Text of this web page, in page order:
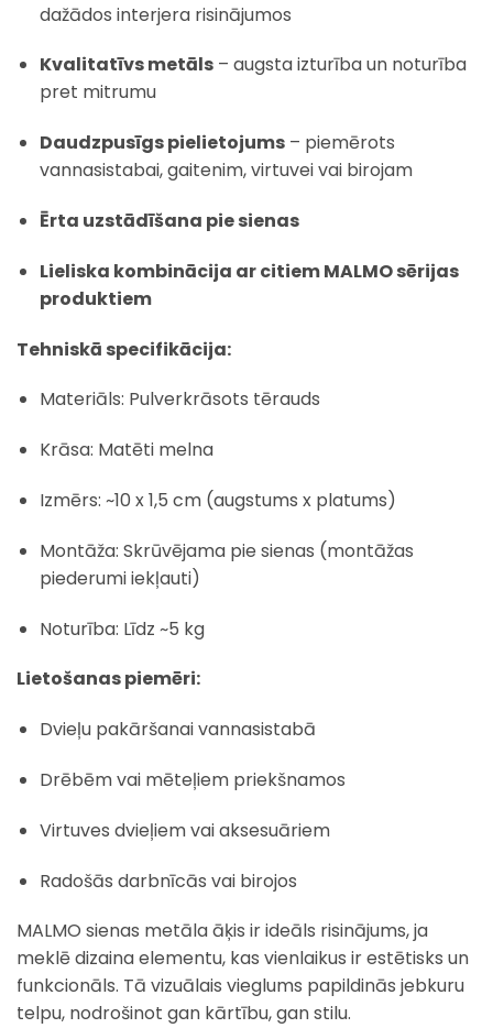
dažādos interjera risinājumos
Kvalitatīvs metāls– augsta izturība un noturība
pret mitrumu
Daudzpusīgs pielietojums– piemērots
vannasistabai, gaitenim, virtuvei vai birojam
Ērta uzstādīšana pie sienas
Lieliska kombinācija ar citiem MALMO sērijas
produktiem
Tehniskā specifikācija:
Materiāls: Pulverkrāsots tērauds
Krāsa: Matēti melna
Izmērs: ~10 x 1,5 cm (augstums x platums)
Montāža: Skrūvējama pie sienas (montāžas
piederumi iekļauti)
Noturība: Līdz ~5 kg
Lietošanas piemēri:
Dvieļu pakāršanai vannasistabā
Drēbēm vai mēteļiem priekšnamos
Virtuves dvieļiem vai aksesuāriem
Radošās darbnīcās vai birojos
MALMO sienas metāla āķis ir ideāls risinājums, ja
meklē dizaina elementu, kas vienlaikus ir estētisks un
funkcionāls. Tā vizuālais vieglums papildinās jebkuru
telpu, nodrošinot gan kārtību, gan stilu.